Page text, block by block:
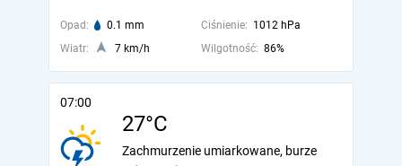
Opad: 0.1 mm Ciśnienie: 1012 hPa
Wiatr:
7 km/h Wilgotność: 86%
07:00
27°C
Zachmurzenie umiarkowane, burze